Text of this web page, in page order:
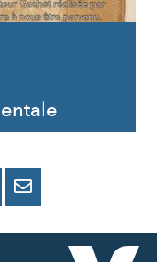
PARTAGER